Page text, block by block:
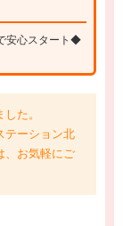
安心スタート◆
た。
テーション北
、お気軽にご